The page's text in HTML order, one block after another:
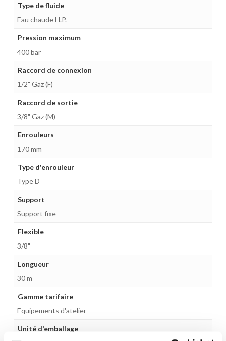
Type de fluide
Eau chaude H.P.
Pression maximum
400 bar
Raccord de connexion
1/2" Gaz (F)
Raccord de sortie
3/8" Gaz (M)
Enrouleurs
170 mm
Type d'enrouleur
Type D
Support
Support fixe
Flexible
3/8"
Longueur
30 m
Gamme tarifaire
Equipements d'atelier
Unité d'emballage